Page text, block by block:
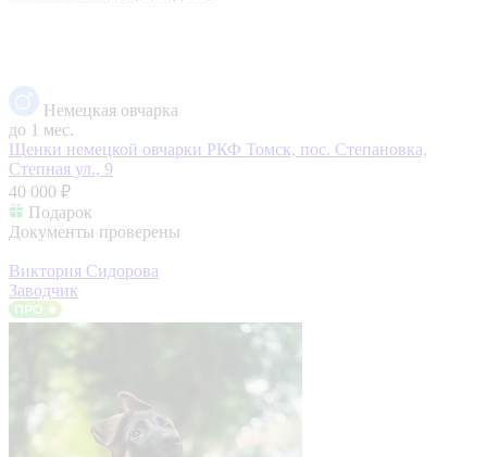
Немецкая овчарка
до 1 мес.
Щенки немецкой овчарки РКФ Томск, пос. Степановка,
Степная ул., 9
40 000 ₽
Подарок
Документы проверены
Виктория Сидорова
Заводчик